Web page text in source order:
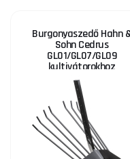
Burgonyaszedő Hahn
Sohn Cedrus
GL01/GL07/GL09
kultivátorokhoz